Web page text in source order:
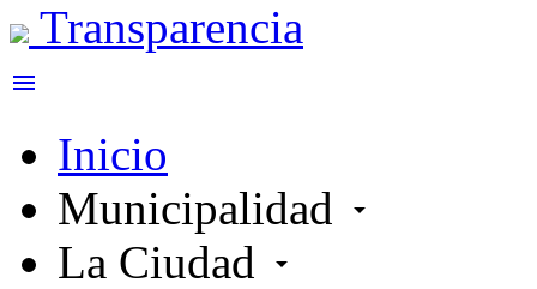
Transparencia
menu
Inicio
Municipalidad
arrow_drop_down
La Ciudad arrow_drop_down